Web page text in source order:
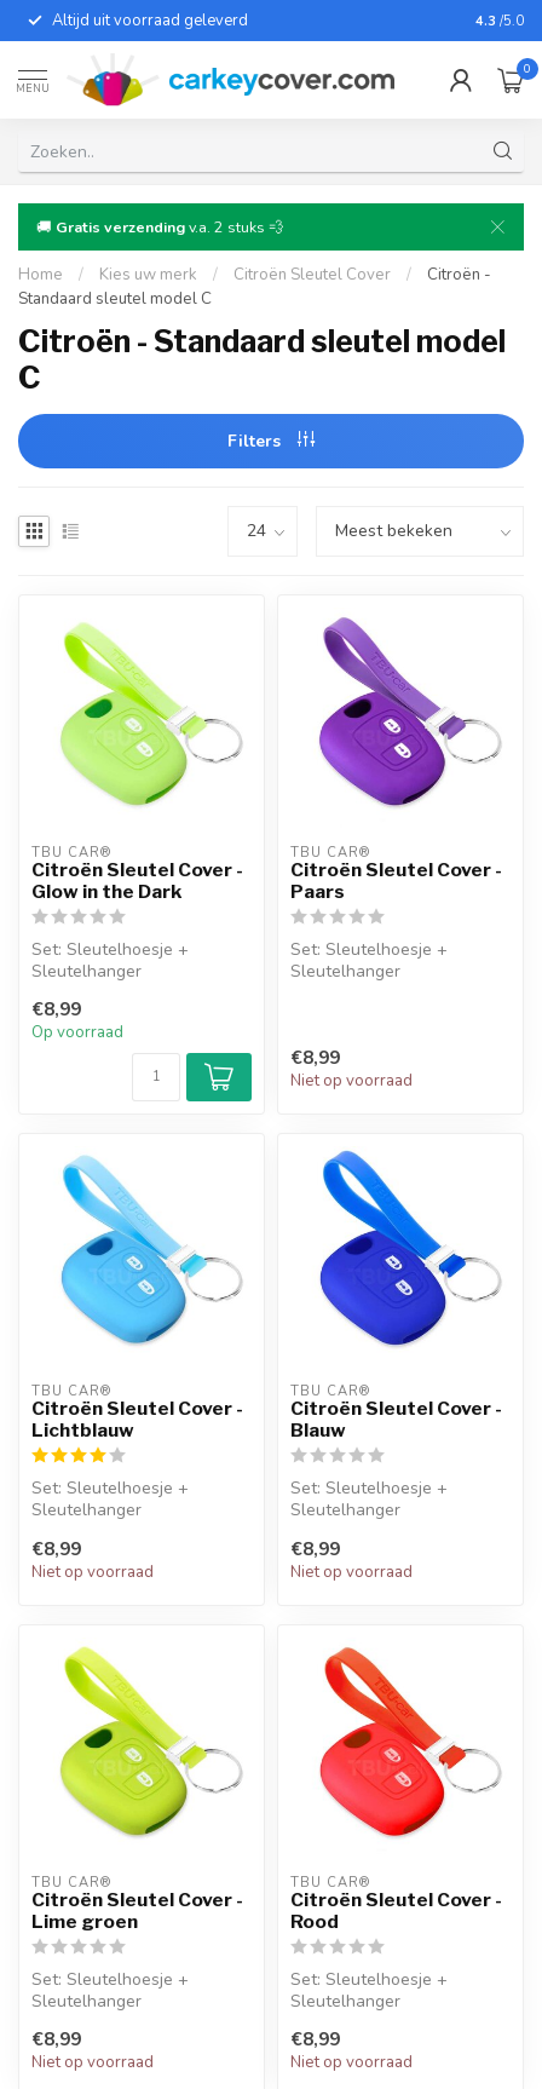
Altijd uit voorraad geleverd Voor
4.3 /5.0
MENU
0
🚚 Gratis verzendingv.a. 2 stuks 💨
Home / Kies uw merk / Citroën Sleutel Cover /
Citroën -
Standaard sleutel model C
Citroën - Standaard sleutel model
C
Filters
TBU CAR®
Citroën Sleutel Cover -
Glow in the Dark
Set: Sleutelhoesje +
Sleutelhanger
€8,99
Op voorraad
TBU CAR®
Citroën Sleutel Cover -
Paars
Set: Sleutelhoesje +
Sleutelhanger
€8,99
Niet op voorraad
TBU CAR®
Citroën Sleutel Cover -
Lichtblauw
Set: Sleutelhoesje +
Sleutelhanger
€8,99
Niet op voorraad
TBU CAR®
Citroën Sleutel Cover -
Blauw
Set: Sleutelhoesje +
Sleutelhanger
€8,99
Niet op voorraad
TBU CAR®
Citroën Sleutel Cover -
Lime groen
Set: Sleutelhoesje +
Sleutelhanger
€8,99
Niet op voorraad
TBU CAR®
Citroën Sleutel Cover -
Rood
Set: Sleutelhoesje +
Sleutelhanger
€8,99
Niet op voorraad